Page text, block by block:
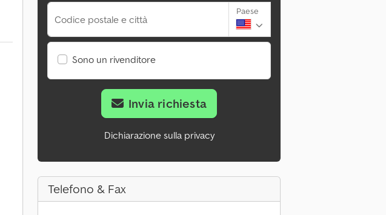
Codice postale e città
Paese
Sono un rivenditore
Invia richiesta
Dichiarazione sulla privacy
Telefono & Fax